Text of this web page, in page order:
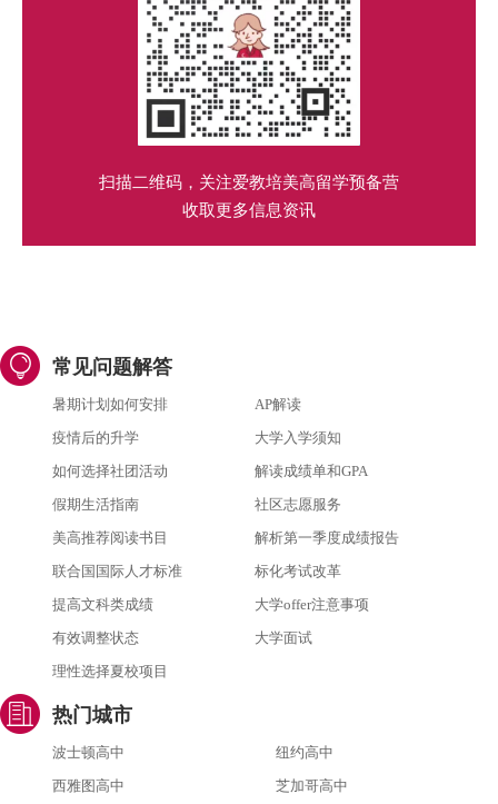
扫描二维码，关注爱教培美高留学预备营
收取更多信息资讯
常见问题解答
暑期计划如何安排
AP解读
疫情后的升学
大学入学须知
如何选择社团活动
解读成绩单和GPA
假期生活指南
社区志愿服务
美高推荐阅读书目
解析第一季度成绩报告
联合国国际人才标准
标化考试改革
提高文科类成绩
大学offer注意事项
有效调整状态
大学面试
理性选择夏校项目
热门城市
波士顿高中
纽约高中
西雅图高中
芝加哥高中